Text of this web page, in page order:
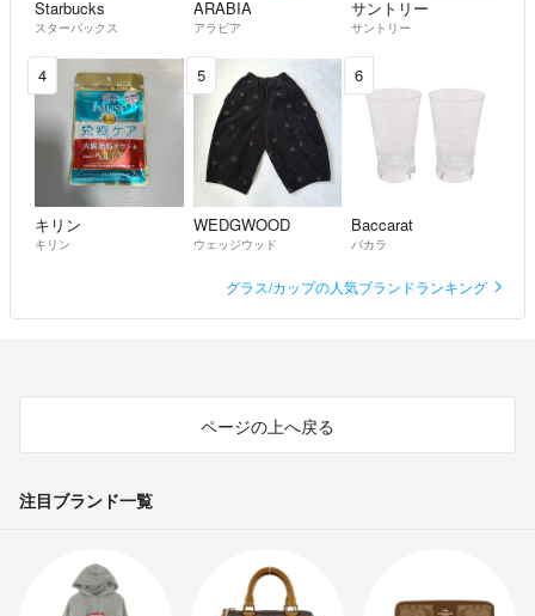
☆梱包資材は、節約＆エコの為、リサイクル品を基本使用しています
☆ゆうゆうメルカリ便⇔らくらくメルカリ便の変更があるかもしれませ
んので、ご了承ください。
☆発送の確認は、通知にてご確認をお願い致します。
☆何か問題がありましたら、評価前にメッセージにてご連絡お願いしま
す。
評価後は、対応が出来ませんので、よろしくお願い致します。
Starbucks
スターバックス
ARABIA
アラビア
サントリー
サントリー
4
キリン
キリン
5
WEDGWOOD
ウェッジウッド
6
Baccarat
バカラ
グラス/カップの人気ブランドランキング
ページの上へ戻る
注目ブランド一覧